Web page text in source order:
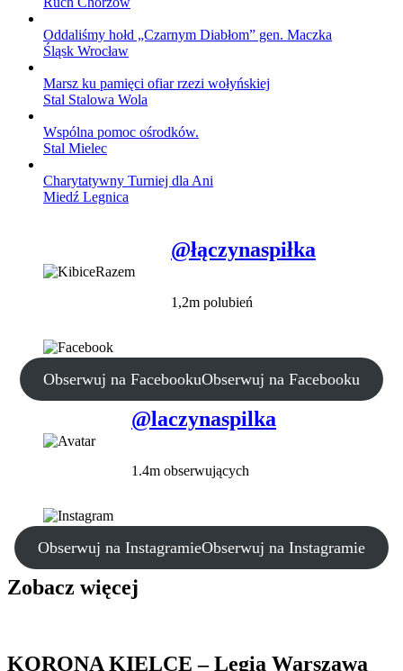
Oddaliśmy hołd „Czarnym Diabłom” gen. Maczka
Śląsk Wrocław
Marsz ku pamięci ofiar rzezi wołyńskiej
Stal Stalowa Wola
Wspólna pomoc ośrodków.
Stal Mielec
Charytatywny Turniej dla Ani
Miedź Legnica
@łączynaspiłka
1,2m polubień
Obserwuj na FacebookuObserwuj na Facebooku
@laczynaspilka
1.4m obserwujących
Obserwuj na InstagramieObserwuj na Instagramie
Zobacz więcej
KORONA KIELCE – Legia Warszawa